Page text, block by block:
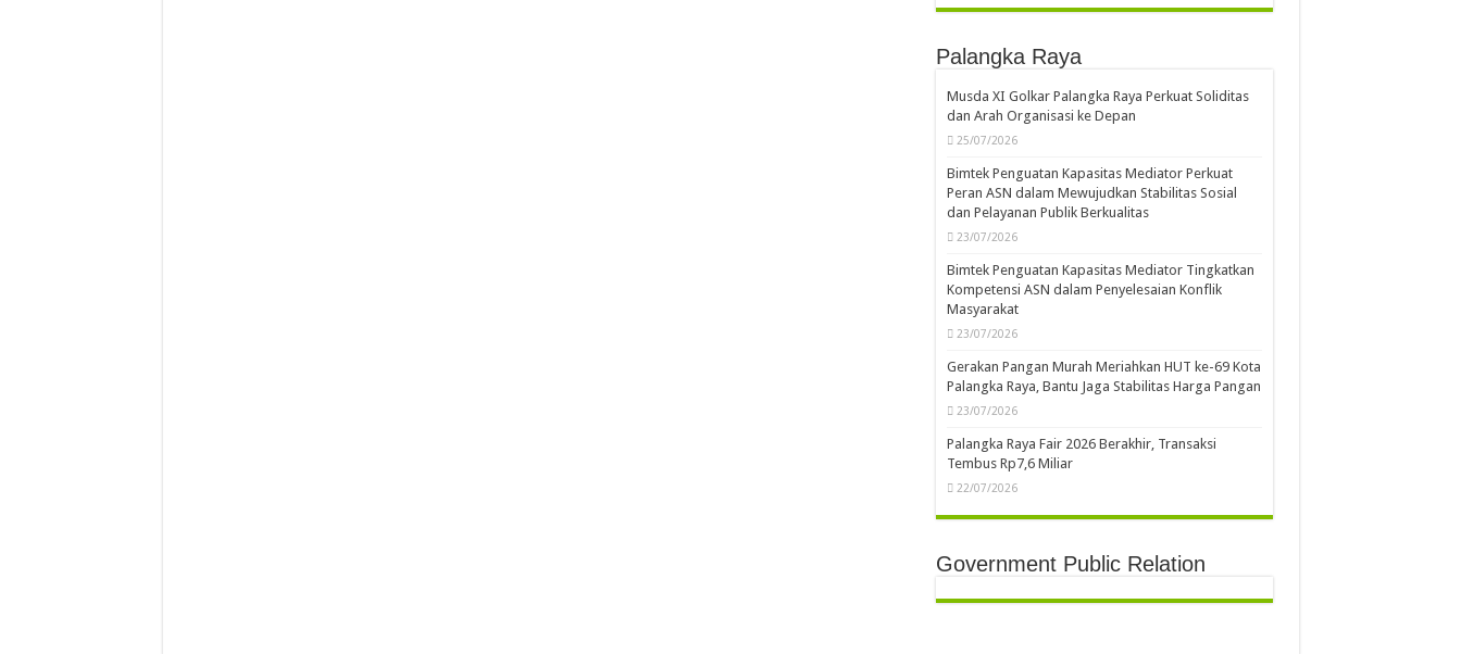
Palangka Raya
Musda XI Golkar Palangka Raya Perkuat Soliditas
dan Arah Organisasi ke Depan
25/07/2026
Bimtek Penguatan Kapasitas Mediator Perkuat
Peran ASN dalam Mewujudkan Stabilitas Sosial
dan Pelayanan Publik Berkualitas
23/07/2026
Bimtek Penguatan Kapasitas Mediator Tingkatkan
Kompetensi ASN dalam Penyelesaian Konflik
Masyarakat
23/07/2026
Gerakan Pangan Murah Meriahkan HUT ke-69 Kota
Palangka Raya, Bantu Jaga Stabilitas Harga Pangan
23/07/2026
Palangka Raya Fair 2026 Berakhir, Transaksi
Tembus Rp7,6 Miliar
22/07/2026
Government Public Relation